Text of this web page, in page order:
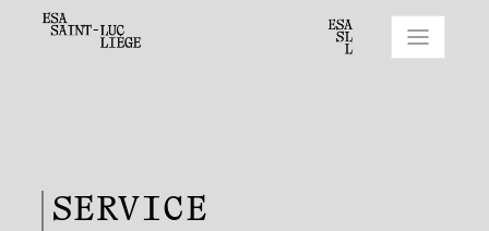
SERVICE